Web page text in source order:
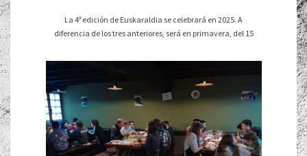
La 4ª edición de Euskaraldia se celebrará en 2025. A
diferencia de los tres anteriores, será en primavera, del 15